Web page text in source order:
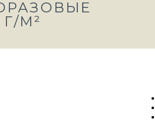
М²